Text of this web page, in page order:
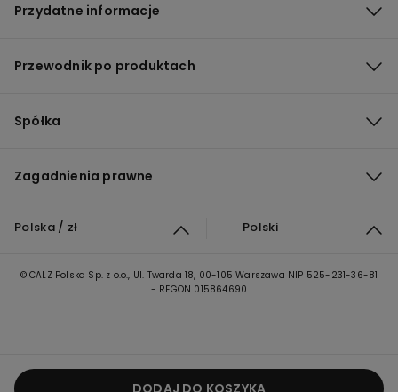
DODAJ DO KOSZYKA
Przydatne informacje
Przewodnik po produktach
Spółka
Zagadnienia prawne
Polska / zł Polski
© CALZ Polska Sp. z o.o., Ul. Twarda 18, 00-105 Warszawa NIP 525-231-36-81
- REGON 015864690